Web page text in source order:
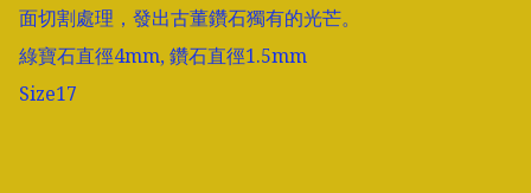
面切割處理，發出古董鑽石獨有的光芒。
綠寶石直徑4mm, 鑽石直徑1.5mm
Size17